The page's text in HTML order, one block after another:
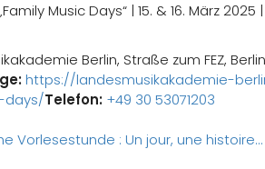
Music Days“ | 15. & 16. März 2025
Berlin, Straße zum FEZ,
https://landesmusikakademie-
days/Telefon: +49 30 53071203